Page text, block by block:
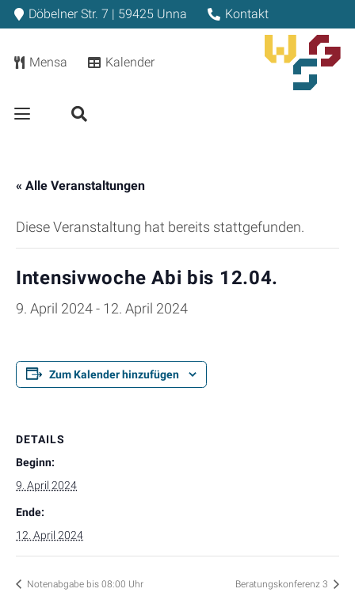
Döbelner Str. 7 | 59425 Unna Kontakt
Mensa Kalender
« Alle Veranstaltungen
Diese Veranstaltung hat bereits stattgefunden.
Intensivwoche Abi bis 12.04.
9. April 2024- 12. April 2024
Zum Kalender hinzufügen
DETAILS
Beginn:
9. April 2024
Ende:
12. April 2024
Notenabgabe bis 08:00 Uhr Beratungskonferenz 3